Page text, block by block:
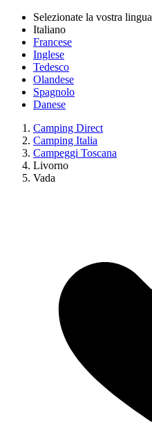
Selezionate la vostra lingua
Italiano
Francese
Inglese
Tedesco
Olandese
Spagnolo
Danese
Camping Direct
Camping Italia
Campeggi Toscana
Livorno
Vada